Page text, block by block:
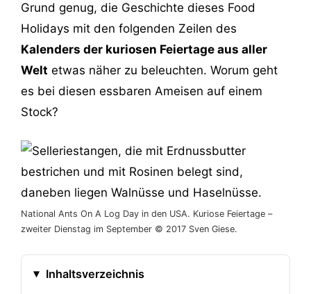
Grund genug, die Geschichte dieses Food
Holidays mit den folgenden Zeilen des
Kalenders der kuriosen Feiertage aus aller
Welt etwas näher zu beleuchten. Worum geht
es bei diesen essbaren Ameisen auf einem
Stock?
National Ants On A Log Day in den USA. Kuriose Feiertage –
zweiter Dienstag im September © 2017 Sven Giese.
Inhaltsverzeichnis